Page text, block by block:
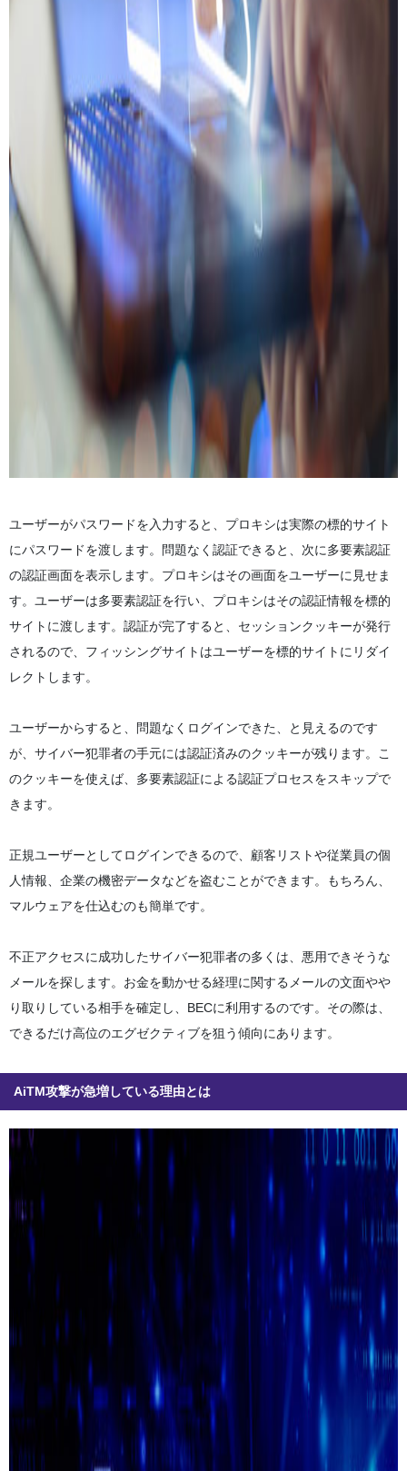
ユーザーがパスワードを入力すると、プロキシは実際の標的サイト
にパスワードを渡します。問題なく認証できると、次に多要素認証
の認証画面を表示します。プロキシはその画面をユーザーに見せま
す。ユーザーは多要素認証を行い、プロキシはその認証情報を標的
サイトに渡します。認証が完了すると、セッションクッキーが発行
されるので、フィッシングサイトはユーザーを標的サイトにリダイ
レクトします。
ユーザーからすると、問題なくログインできた、と見えるのです
が、サイバー犯罪者の手元には認証済みのクッキーが残ります。こ
のクッキーを使えば、多要素認証による認証プロセスをスキップで
きます。
正規ユーザーとしてログインできるので、顧客リストや従業員の個
人情報、企業の機密データなどを盗むことができます。もちろん、
マルウェアを仕込むのも簡単です。
不正アクセスに成功したサイバー犯罪者の多くは、悪用できそうな
メールを探します。お金を動かせる経理に関するメールの文面やや
り取りしている相手を確定し、BECに利用するのです。その際は、
できるだけ高位のエグゼクティブを狙う傾向にあります。
AiTM攻撃が急増している理由とは